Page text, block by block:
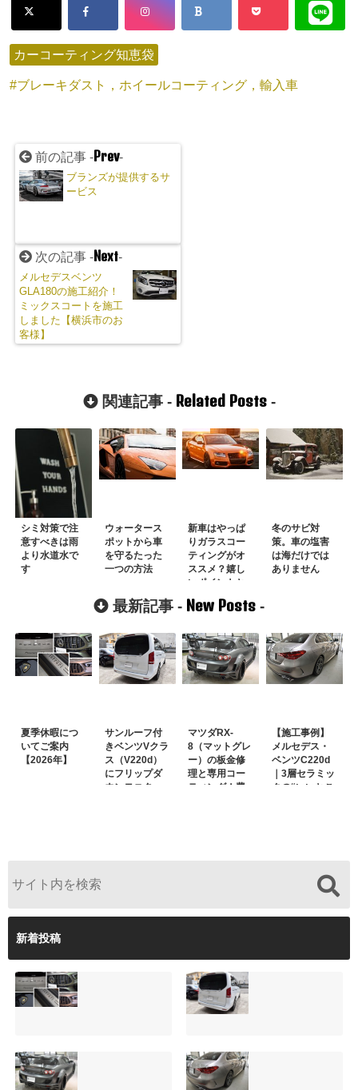
カーコーティング知恵袋
ブレーキダスト，ホイールコーティング，輸入車
前の記事 - Prev-
ブランズが提供するサ
ービス
次の記事 - Next-
メルセデスベンツ
GLA180の施工紹介！
ミックスコートを施工
しました【横浜市のお
客様】
関連記事 - Related Posts-
シミ対策で注
意すべきは雨
より水道水で
す
ウォータース
ポットから車
を守るたった
一つの方法
新車はやっぱ
りガラスコー
ティングがオ
ススメ？嬉し
いポイントと
長持ちさせる
コツを紹介
冬のサビ対
策。車の塩害
は海だけでは
ありません
最新記事 - New Posts -
夏季休暇につ
いてご案内
【2026年】
サンルーフ付
きベンツVクラ
ス（V220d）
にフリップダ
ウンモニター
マツダRX-
8（マットグレ
ー）の板金修
理と専用コー
ティング！費
【施工事例】
メルセデス・
ベンツC220d
｜3層セラミッ
クの“いいとこ
新着投稿
夏季休暇について
ご案内【2026年】
サンルーフ付きベ
ンツVクラス